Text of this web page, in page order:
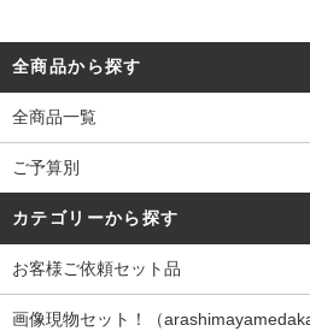
全商品から探す
全商品一覧
ご予算別
カテゴリーから探す
お客様ご依頼セット品
画像現物セット！（